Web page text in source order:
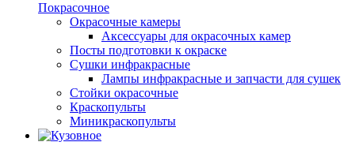
Покрасочное
Окрасочные камеры
Аксессуары для окрасочных камер
Посты подготовки к окраске
Сушки инфракрасные
Лампы инфракрасные и запчасти для сушек
Стойки окрасочные
Краскопульты
Миникраскопульты